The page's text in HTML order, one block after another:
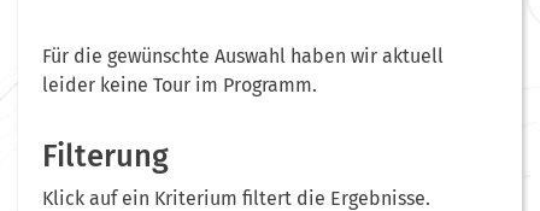
Für die gewünschte Auswahl haben wir aktuell
leider keine Tour im Programm.
Filterung
Klick auf ein Kriterium filtert die Ergebnisse.